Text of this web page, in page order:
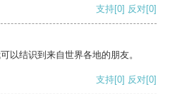
支持[0] 反对[0]
以结识到来自世界各地的朋友。
支持[0] 反对[0]